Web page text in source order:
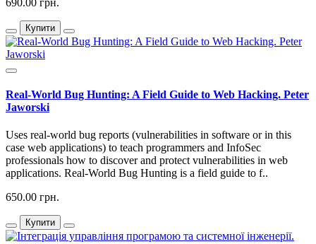
690.00 грн.
Купити
Real-World Bug Hunting: A Field Guide to Web Hacking. Peter
Jaworski
Uses real-world bug reports (vulnerabilities in software or in this
case web applications) to teach programmers and InfoSec
professionals how to discover and protect vulnerabilities in web
applications. Real-World Bug Hunting is a field guide to f..
650.00 грн.
Купити